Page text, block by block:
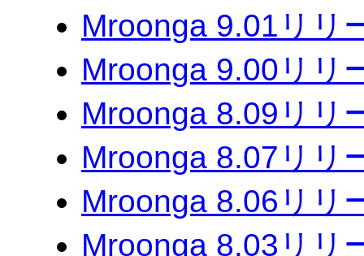
Mroonga 9.01リリ
Mroonga 9.00リリ
Mroonga 8.09リリ
Mroonga 8.07リリ
Mroonga 8.06リリ
Mroonga 8.03リリ